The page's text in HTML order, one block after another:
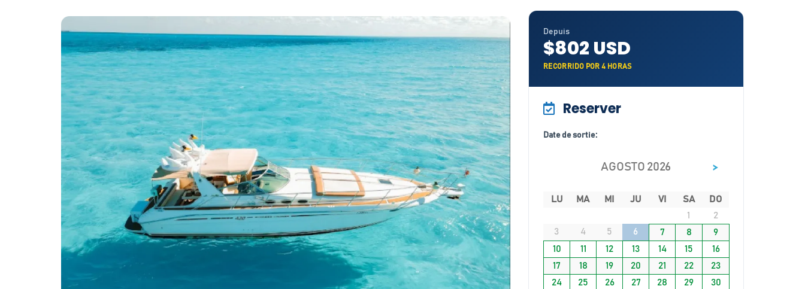
Depuis
$802 USD
RECORRIDO POR 4 HORAS
Reserver
Date de sortie:
AGOSTO 2026 >
LU MA MI JU VI SA
DO
1
2
3
4 5 6 7 8
9
10
11 12 13 14 15
16
17
18 19 20 21 22
23
24
25 26 27 28 29
30